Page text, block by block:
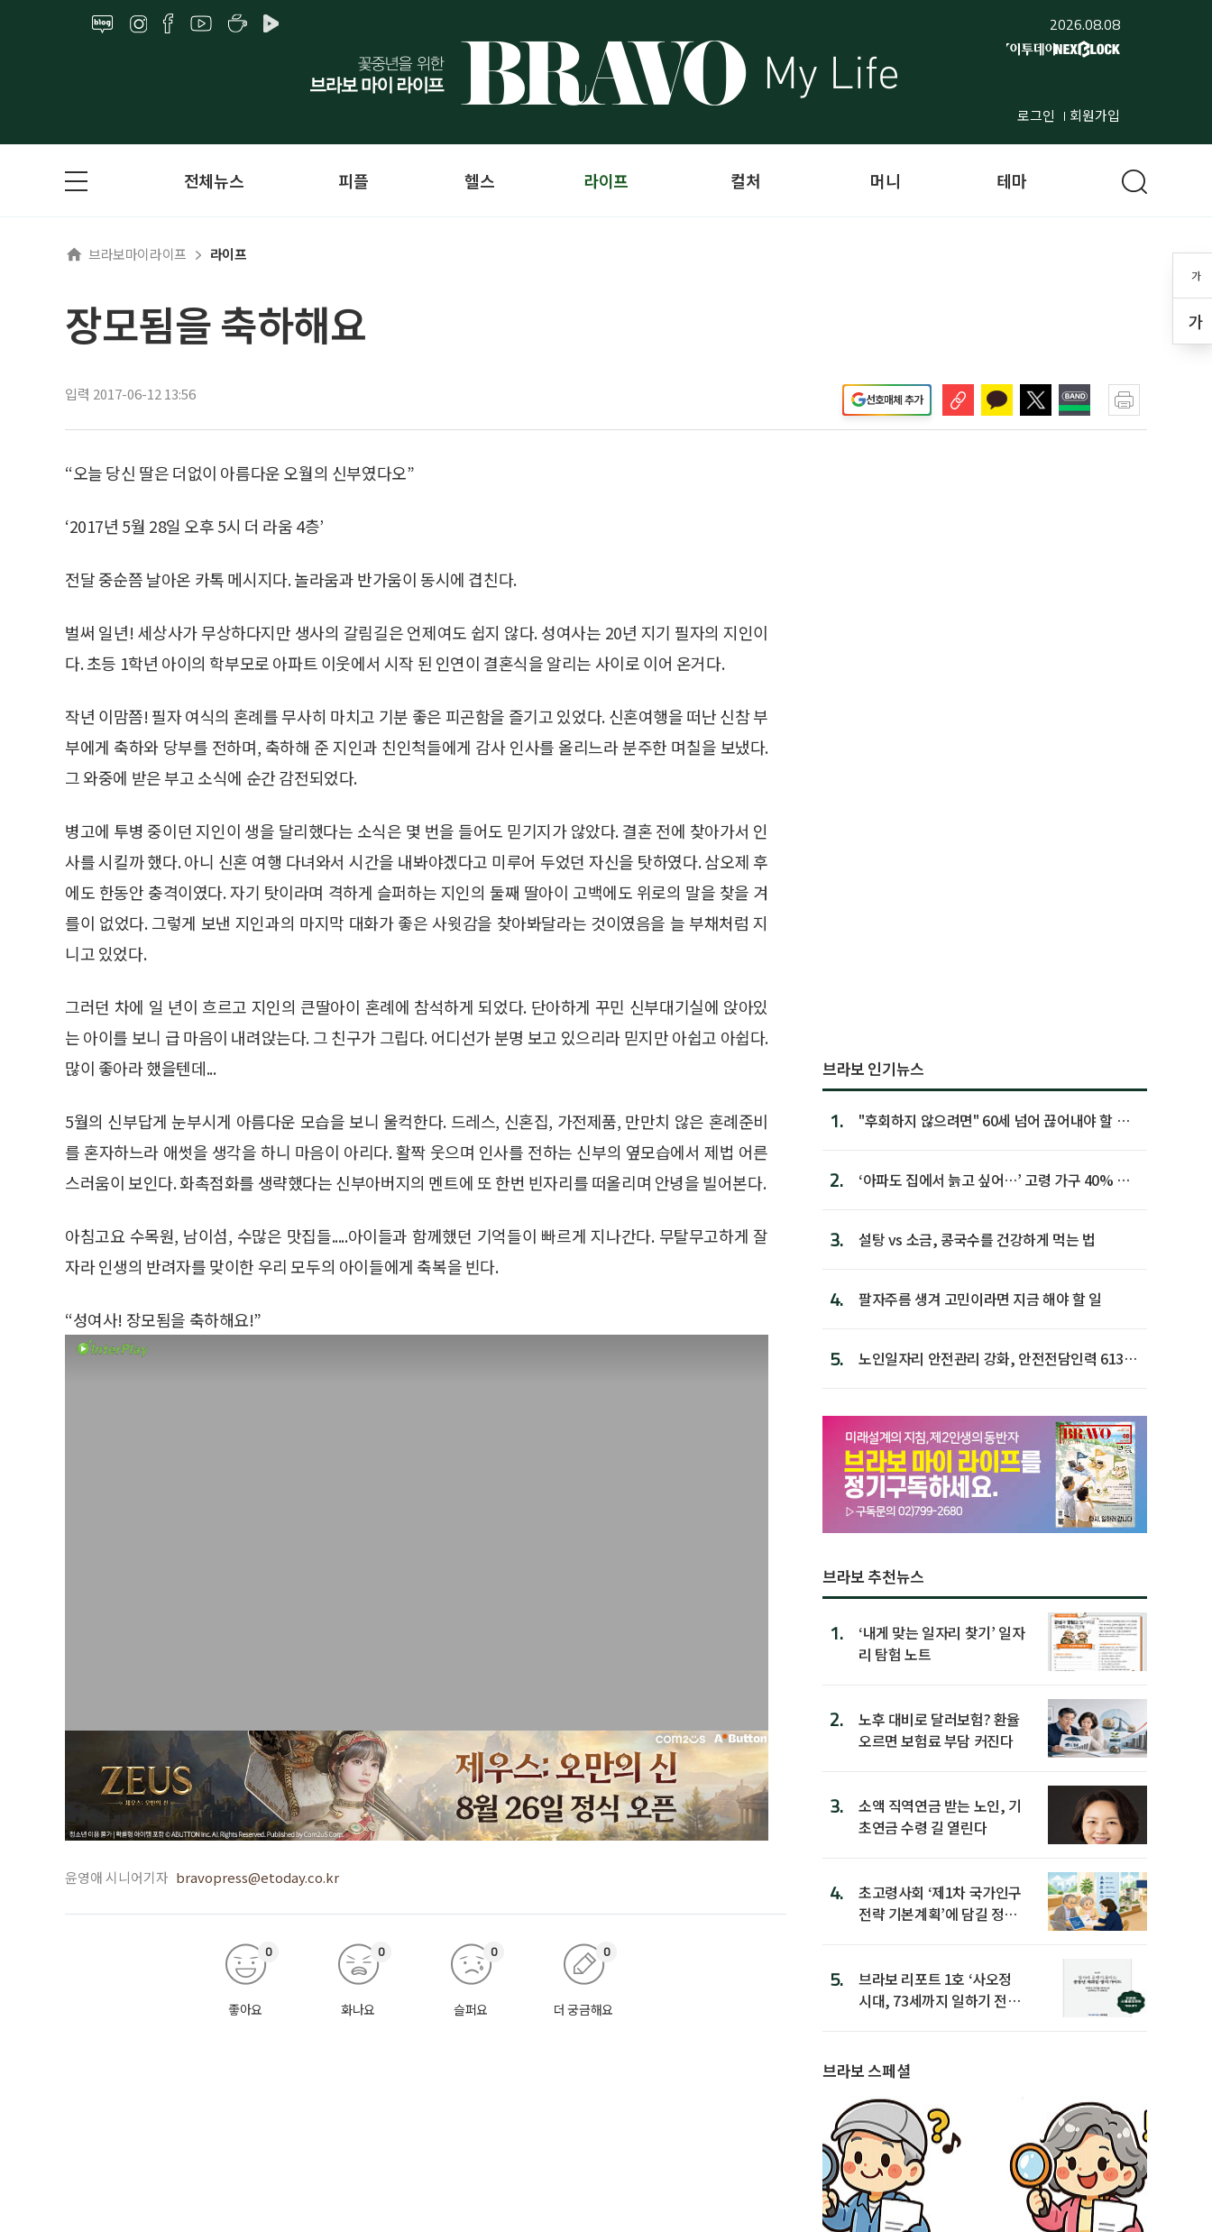
2026.08.08
로그인 회원가입
가
가
전체뉴스 피플 헬스 라이프 컬처 머니 테마
브라보마이라이프 라이프
장모됨을 축하해요
입력 2017-06-12 13:56 선호매체 추가
“오늘 당신 딸은 더없이 아름다운 오월의 신부였다오”
‘2017년 5월 28일 오후 5시 더 라움 4층’
전달 중순쯤 날아온 카톡 메시지다. 놀라움과 반가움이 동시에 겹친다.
벌써 일년! 세상사가 무상하다지만 생사의 갈림길은 언제여도 쉽지 않다. 성여사는 20년 지기 필자의 지인이
다. 초등 1학년 아이의 학부모로 아파트 이웃에서 시작 된 인연이 결혼식을 알리는 사이로 이어 온거다.
작년 이맘쯤! 필자 여식의 혼례를 무사히 마치고 기분 좋은 피곤함을 즐기고 있었다. 신혼여행을 떠난 신참 부
부에게 축하와 당부를 전하며, 축하해 준 지인과 친인척들에게 감사 인사를 올리느라 분주한 며칠을 보냈다.
그 와중에 받은 부고 소식에 순간 감전되었다.
병고에 투병 중이던 지인이 생을 달리했다는 소식은 몇 번을 들어도 믿기지가 않았다. 결혼 전에 찾아가서 인
사를 시킬까 했다. 아니 신혼 여행 다녀와서 시간을 내봐야겠다고 미루어 두었던 자신을 탓하였다. 삼오제 후
에도 한동안 충격이였다. 자기 탓이라며 격하게 슬퍼하는 지인의 둘째 딸아이 고백에도 위로의 말을 찾을 겨
를이 없었다. 그렇게 보낸 지인과의 마지막 대화가 좋은 사윗감을 찾아봐달라는 것이였음을 늘 부채처럼 지
니고 있었다.
그러던 차에 일 년이 흐르고 지인의 큰딸아이 혼례에 참석하게 되었다. 단아하게 꾸민 신부대기실에 앉아있
는 아이를 보니 급 마음이 내려앉는다. 그 친구가 그립다. 어디선가 분명 보고 있으리라 믿지만 아쉽고 아쉽다.
많이 좋아라 했을텐데...
5월의 신부답게 눈부시게 아름다운 모습을 보니 울컥한다. 드레스, 신혼집, 가전제품, 만만치 않은 혼례준비
를 혼자하느라 애썻을 생각을 하니 마음이 아리다. 활짝 웃으며 인사를 전하는 신부의 옆모습에서 제법 어른
스러움이 보인다. 화촉점화를 생략했다는 신부아버지의 멘트에 또 한번 빈자리를 떠올리며 안녕을 빌어본다.
아침고요 수목원, 남이섬, 수많은 맛집들.....아이들과 함께했던 기억들이 빠르게 지나간다. 무탈무고하게 잘
자라 인생의 반려자를 맞이한 우리 모두의 아이들에게 축복을 빈다.
“성여사! 장모됨을 축하해요!”
윤영애 시니어기자 bravopress@etoday.co.kr
좋아요
0
화나요
0
슬퍼요
0
더 궁금해요
0
브라보 인기뉴스
1.
"후회하지 않으려면" 60세 넘어 끊어내야 할 사
2.
‘아파도 집에서 늙고 싶어…’ 고령 가구 40% 노
3. 설탕 vs 소금, 콩국수를 건강하게 먹는 법
4. 팔자주름 생겨 고민이라면 지금 해야 할 일
5.
노인일자리 안전관리 강화, 안전전담인력 613명
브라보 추천뉴스
1.
‘내게 맞는 일자리 찾기’ 일자
리 탐험 노트
2.
노후 대비로 달러보험? 환율
오르면 보험료 부담 커진다
3.
소액 직역연금 받는 노인, 기
초연금 수령 길 열린다
4.
초고령사회 ‘제1차 국가인구
전략 기본계획’에 담길 정책
5.
브라보 리포트 1호 ‘사오정
시대, 73세까지 일하기 전략’
브라보 스페셜